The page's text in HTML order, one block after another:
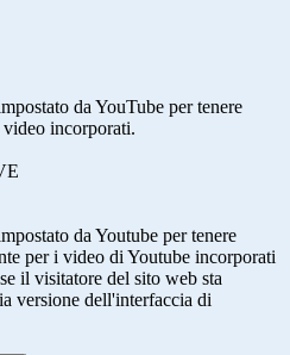
da YouTube per tenere
incorporati.
da Youtube per tenere
per i video di Youtube incorporati
il visitatore del sito web sta
versione dell'interfaccia di